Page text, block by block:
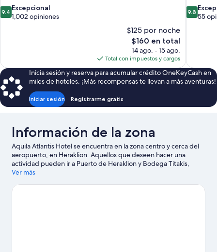
9.4
de
9.4 Excepcional
1,002 opiniones
$125 por noche
El
precio
actual
es
de
$160
$160 en total
14 ago. - 15 ago.
Total con impuestos y cargos
9.8
de
9.8
55
Inicia sesión y reserva para acumular crédito OneKeyCash en
miles de hoteles. ¡Más recompensas te llevan a más aventuras!
Iniciar sesión Registrarme gratis
Información de la zona
Aquila Atlantis Hotel se encuentra en la zona centro y cerca del
aeropuerto, en Heraklion. Aquellos que deseen hacer una
actividad pueden ir a Puerto de Heraklion y Bodega Titakis,
mientras que quienes quieran apreciar la belleza natural del área
¿Viajas con niños? No te pierdas Museo de Historia Natural de
Ver más